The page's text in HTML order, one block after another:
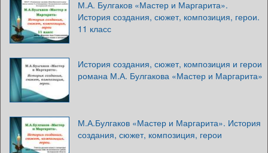
М.А. Булгаков «Мастер и Маргарита».
История создания, сюжет, композиция, герои.
11 класс
История создания, сюжет, композиция и герои
романа М.А. Булгакова «Мастер и Маргарита»
М.А.Булгаков «Мастер и Маргарита». История
создания, сюжет, композиция, герои